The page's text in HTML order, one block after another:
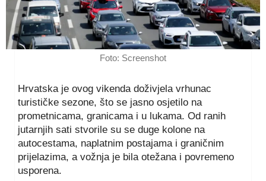
Foto: Screenshot
Hrvatska je ovog vikenda doživjela vrhunac
turističke sezone, što se jasno osjetilo na
prometnicama, granicama i u lukama. Od ranih
jutarnjih sati stvorile su se duge kolone na
autocestama, naplatnim postajama i graničnim
prijelazima, a vožnja je bila otežana i povremeno
usporena.